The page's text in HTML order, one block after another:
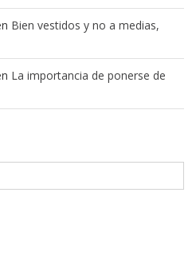
Bien vestidos y no a medias,
La importancia de ponerse de